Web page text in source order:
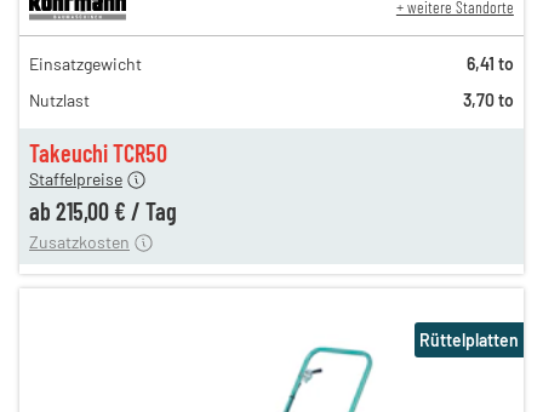
Takeuchi TCR50
372,00 €
310,00 €
258,00 €
Staffelpreise
ab 215,00 € / Tag
12,00 €
Zusatzkosten
+ weitere Standorte
Einsatzgewicht
6,41 to
Nutzlast
3,70 to
Rüttelplatten